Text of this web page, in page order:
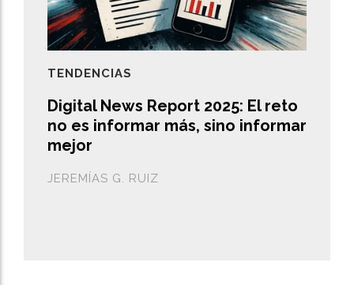
Digital News Report 2025: El reto
no es informar más, sino informar
mejor
JEREMÍAS G. RUIZ
TENDENCIAS